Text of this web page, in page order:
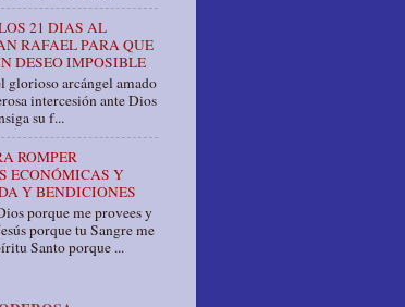
21 DIAS AL
RAFAEL PARA QUE
DESEO IMPOSIBLE
glorioso arcángel amado
intercesión ante Dios
su f...
ROMPER
ECONÓMICAS Y
Y BENDICIONES
porque me provees y
porque tu Sangre me
Santo porque ...